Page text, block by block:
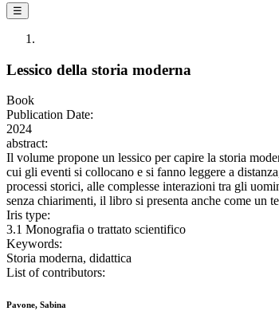
☰
Lessico della storia moderna
Book
Publication Date:
2024
abstract:
Il volume propone un lessico per capire la storia
cui gli eventi si collocano e si fanno leggere a
processi storici, alle complesse interazioni tra gli
senza chiarimenti, il libro si presenta anche come un
Iris type:
3.1 Monografia o trattato scientifico
Keywords:
Storia moderna, didattica
List of contributors:
Pavone, Sabina